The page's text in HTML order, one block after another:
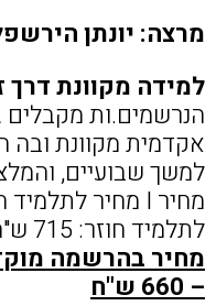
מרצה: יונתן
למידה מקוונת דרך
הנרשמים.ות
אקדמית מקוונת
למשך שבועיים,
לתלמיד חוזר: 715 ש"ח
– 660 ש"ח